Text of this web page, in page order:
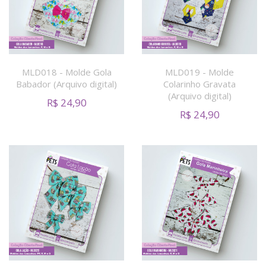
MLD018 - Molde Gola
Babador (Arquivo digital)
R$ 24,90
MLD019 - Molde
Colarinho Gravata
(Arquivo digital)
R$ 24,90